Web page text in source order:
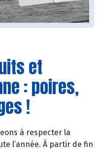
et
: poires,
!
à respecter la
l’année. À partir de fin